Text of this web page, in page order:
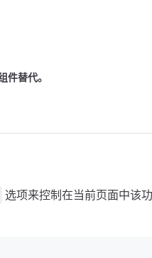
件替代。
选项来控制在当前页面中该